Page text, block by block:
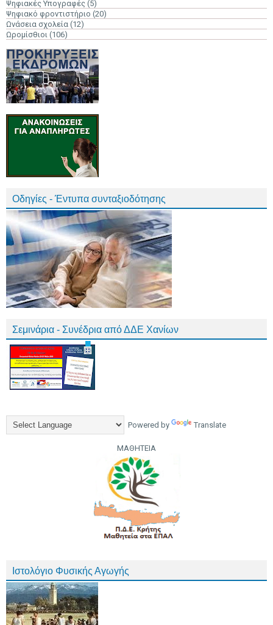
Ψηφιακές Υπογραφές (5)
Ψηφιακό φροντιστήριο (20)
Ωνάσεια σχολεία (12)
Ωρομίσθιοι (106)
Οδηγίες - Έντυπα συνταξιοδότησης
Σεμινάρια - Συνέδρια από ΔΔΕ Χανίων
Powered by Translate
ΜΑΘΗΤΕΙΑ
Ιστολόγιο Φυσικής Αγωγής